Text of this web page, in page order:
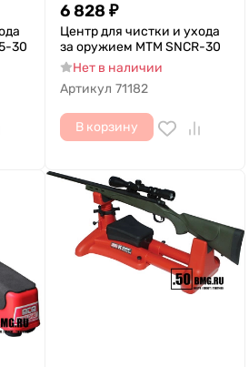
30
6 828 ₽
Центр для чистки и ухода
за оружием MTM SNCR-30
Нет в наличии
Артикул 71182
В корзину